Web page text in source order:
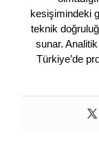
kesişimindeki
teknik
sunar. Analitik
Türkiye’de